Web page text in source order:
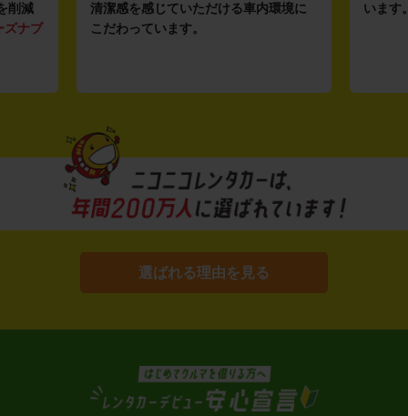
削減
ズナブ
清潔感を感じていただける車内環境に
こだわっています。
います
選ばれる理由を見る